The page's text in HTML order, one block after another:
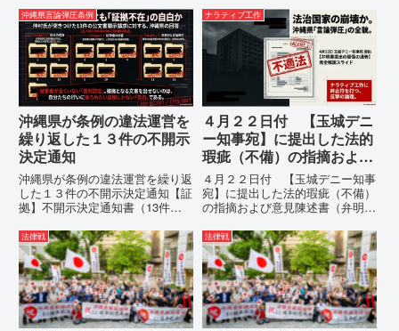
ます。私は、適正な意見陳述（弁
明）を行うにあたり、沖縄県行政
手続条例第28条で定められた...
テルを貼りたい本当の理由「なぜ
沖縄県庁は、法を無視してまで私
を封じ込めようとするのか。」そ
の理由は明確です。県政が統治
沖縄県言論弾圧条例
沖縄県が条例の違法運営を
繰り返した１３件の不開示
決定通知
沖縄県が条例の違法運営を繰り返
した１３件の不開示決定通知【証
拠】不開示決定通知書（13件）
が請求した「差別認定の根拠」に
対し、県は全て非開示・存否応答
拒否を突きつけました。これは、
彼らが行政手続きの正当性を失
っ...
ナラティブ工作
４月２２日付 【玉城デニ
ー知事宛】に提出した法的
瑕疵（不備）の指摘および
意見陳述書（弁明書）提出
の留保の通告
４月２２日付 【玉城デニー知事
宛】に提出した法的瑕疵（不備）
の指摘および意見陳述書（弁明
に、玉城デニー宛に以下の違法状
態の指摘と意見陳述（弁明）留保
の通告を行いました。沖縄県は、
この時は、違法を認めて軌道修正
す...
法律戦 法律戦